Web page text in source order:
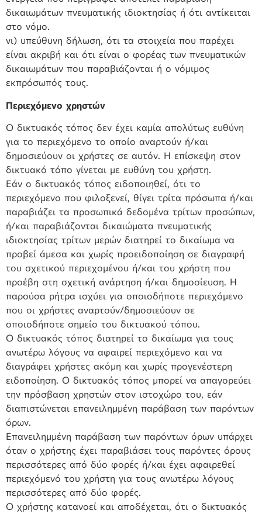
δικαιωμάτων πνευματικής ιδιοκτησίας ή ότι αντίκειται
στο νόμο.
νι) υπεύθυνη δήλωση, ότι τα στοιχεία που παρέχει
είναι ακριβή και ότι είναι ο φορέας των πνευματικών
δικαιωμάτων που παραβιάζονται ή ο νόμιμος
εκπρόσωπός τους.
Περιεχόμενο χρηστών
Ο δικτυακός τόπος δεν έχει καμία απολύτως ευθύνη
για το περιεχόμενο το οποίο αναρτούν ή/και
δημοσιεύουν οι χρήστες σε αυτόν. Η επίσκεψη στον
δικτυακό τόπο γίνεται με ευθύνη του χρήστη.
Εάν ο δικτυακός τόπος ειδοποιηθεί, ότι το
περιεχόμενο που φιλοξενεί, θίγει τρίτα πρόσωπα ή/και
παραβιάζει τα προσωπικά δεδομένα τρίτων προσώπων,
ή/και παραβιάζονται δικαιώματα πνευματικής
ιδιοκτησίας τρίτων μερών διατηρεί το δικαίωμα να
προβεί άμεσα και χωρίς προειδοποίηση σε διαγραφή
του σχετικού περιεχομένου ή/και του χρήστη που
προέβη στη σχετική ανάρτηση ή/και δημοσίευση. Η
παρούσα ρήτρα ισχύει για οποιοδήποτε περιεχόμενο
που οι χρήστες αναρτούν/δημοσιεύουν σε
οποιοδήποτε σημείο του δικτυακού τόπου.
Ο δικτυακός τόπος διατηρεί το δικαίωμα για τους
ανωτέρω λόγους να αφαιρεί περιεχόμενο και να
διαγράφει χρήστες ακόμη και χωρίς προγενέστερη
ειδοποίηση. Ο δικτυακός τόπος μπορεί να απαγορεύει
την πρόσβαση χρηστών στον ιστοχώρο του, εάν
διαπιστώνεται επανειλημμένη παράβαση των παρόντων
όρων.
Επανειλημμένη παράβαση των παρόντων όρων υπάρχει
όταν ο χρήστης έχει παραβιάσει τους παρόντες όρους
περισσότερες από δύο φορές ή/και έχει αφαιρεθεί
περιεχόμενό του χρήστη για τους ανωτέρω λόγους
περισσότερες από δύο φορές.
Ο χρήστης κατανοεί και αποδέχεται, ότι ο δικτυακός